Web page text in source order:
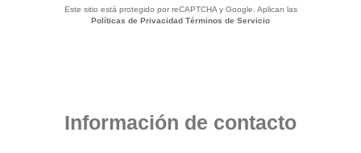
Este sitio está protegido por reCAPTCHA y Google. Aplican las
Políticas de Privacidad Términos de Servicio
Información de contacto